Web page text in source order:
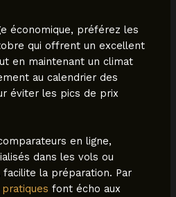
économique, préférez les
qui offrent un excellent
en maintenant un climat
au calendrier des
éviter les pics de prix
en ligne,
dans les vols ou
la préparation. Par
font écho aux